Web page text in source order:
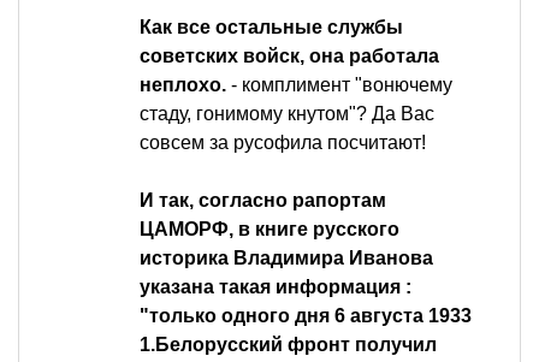
Как все остальные службы
советских войск, она работала
неплохо. - комплимент "вонючему
стаду, гонимому кнутом"? Да Вас
совсем за русофила посчитают!
И так, согласно рапортам
ЦАМОРФ, в книге русского
историка Владимира Иванова
указана такая информация :
"только одного дня 6 августа 1933
1.Белорусский фронт получил